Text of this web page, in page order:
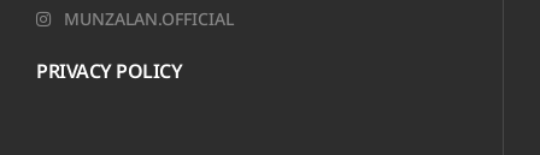
MUNZALAN.OFFICIAL
PRIVACY POLICY